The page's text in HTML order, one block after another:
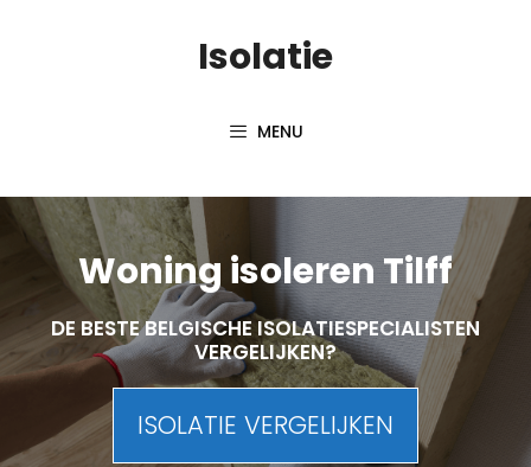
Isolatie
MENU
Woning isoleren Tilff
DE BESTE BELGISCHE ISOLATIESPECIALISTEN
VERGELIJKEN?
ISOLATIE VERGELIJKEN